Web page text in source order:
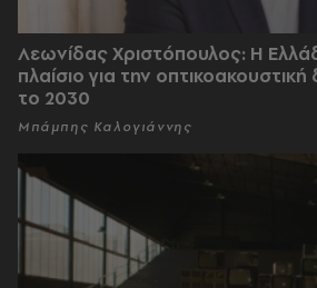
Λεωνίδας Χριστόπουλος: Η
πλαίσιο για την
το 2030
Μπάμπης Καλογιάννης